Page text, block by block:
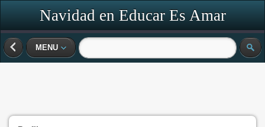
Navidad en Educar Es Amar
MENU